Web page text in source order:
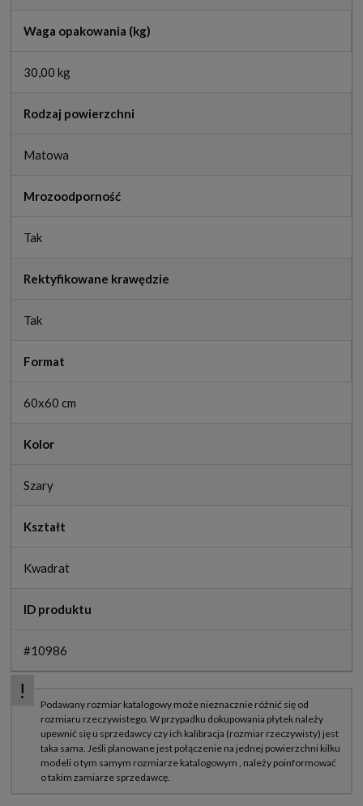
Waga opakowania (kg)
30,00 kg
Rodzaj powierzchni
Matowa
Mrozoodporność
Tak
Rektyfikowane krawędzie
Tak
Format
60x60 cm
Kolor
Szary
Kształt
Kwadrat
ID produktu
#10986